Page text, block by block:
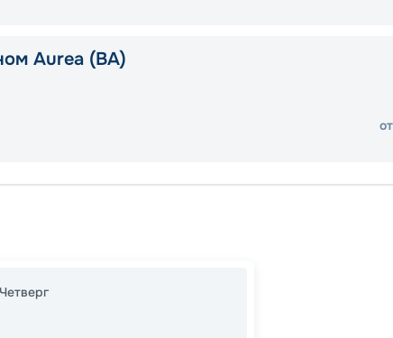
Aurea (BA)
от
Четверг